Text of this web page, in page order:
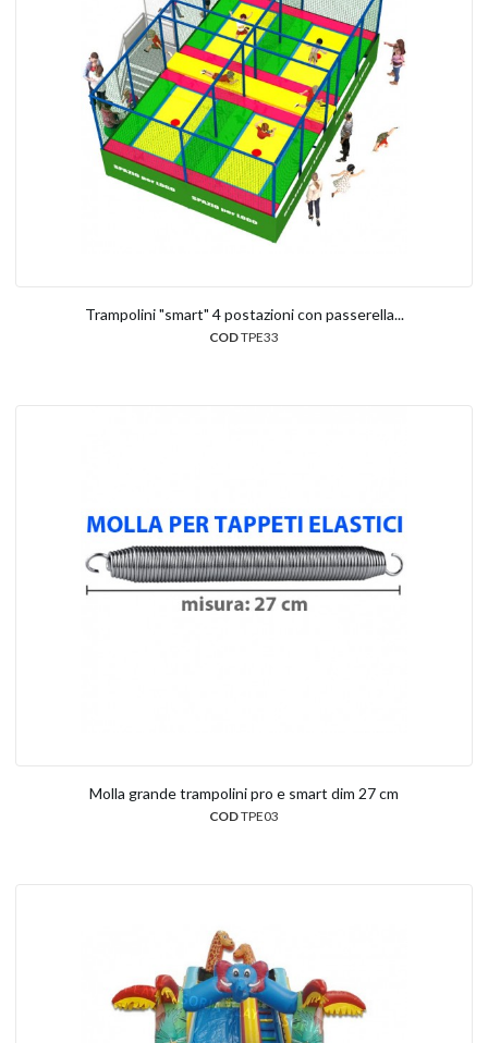
Trampolini "smart" 4 postazioni con passerella...
CODTPE33
Molla grande trampolini pro e smart dim 27 cm
CODTPE03